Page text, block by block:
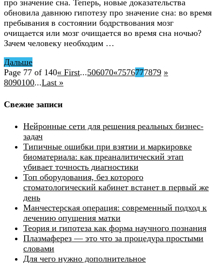
про значение сна. Теперь, новые доказательства
обновила давнюю гипотезу про значение сна: во время
пребывания в состоянии бодрствования мозг
очищается или мозг очищается во время сна ночью?
Зачем человеку необходим …
Дальше
Page 77 of 140« First...506070«7576777879 »
8090100...Last »
Свежие записи
Нейронные сети для решения реальных бизнес-
задач
Типичные ошибки при взятии и маркировке
биоматериала: как преаналитический этап
убивает точность диагностики
Топ оборудования, без которого
стоматологический кабинет встанет в первый же
день
Манчестерская операция: современный подход к
лечению опущения матки
Теория и гипотеза как форма научного познания
Плазмаферез — это что за процедура простыми
словами
Для чего нужно дополнительное